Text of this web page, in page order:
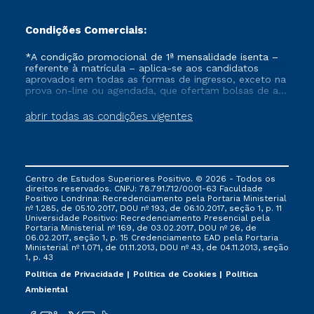
Condições Comerciais:
abrir todas as condições vigentes
*A condição promocional de 1ª mensalidade isenta –
referente à matrícula – aplica-se aos candidatos
aprovados em todas as formas de ingresso, exceto na
prova on-line ou agendada, que ofertam bolsas de até
vigente, que ainda não tenham efetivado e/ou não
tenham cancelado ou trancado sua matrícula em uma
via FIES, Prouni e outros programas governamentais, e
não se acumula com nenhuma outra campanha
ofertada pela Instituição.
Centro de Estudos Superiores Positivo. © 2026 - Todos os
direitos reservados. CNPJ: 78.791.712/0001-63 Faculdade
Positivo Londrina: Recredenciamento pela Portaria Ministerial
nº 1.285, de 05.10.2017, DOU nº 193, de 06.10.2017, seção 1, p. 11
Universidade Positivo: Recredenciamento Presencial ​pela
Portaria Ministerial nº 169, de 03.02.2017, DOU nº 26, de
06.02.2017, seção 1, p. 15 Credenciamento EAD pela Portaria
Ministerial nº 1.071, de 01.11.2013, DOU nº 43, de 04.11.2013, seção
1, p. 43
Política de Privacidade
Política de Cookies
Política
Ambiental